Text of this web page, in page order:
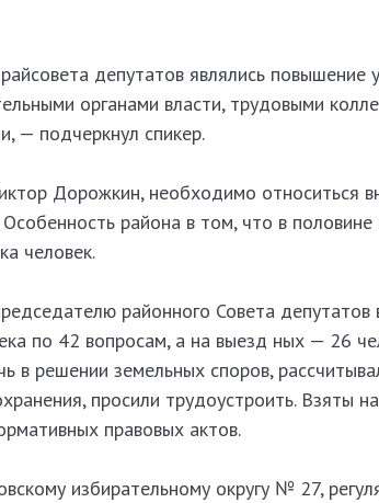
депутатов являлись повышение
органами власти, трудовыми
— подчеркнул спикер.
Дорожкин, необходимо относиться
района в том, что в
человек.
районного Совета депутатов
по 42 вопросам, а на выезд ных — 26
в решении земельных споров,
просили трудоустроить. Взяты
правовых актов.
избирательному округу № 27,